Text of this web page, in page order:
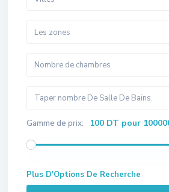
Les zones
Gamme de prix: 100 DT pour
Plus D'Options De Recherche